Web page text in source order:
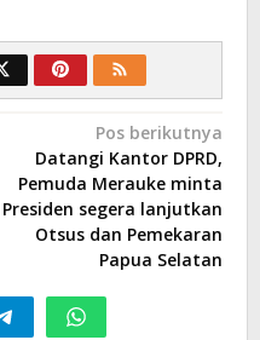
Pos berikutnya
Datangi Kantor DPRD,
Pemuda Merauke minta
Presiden segera lanjutkan
Otsus dan Pemekaran
Papua Selatan